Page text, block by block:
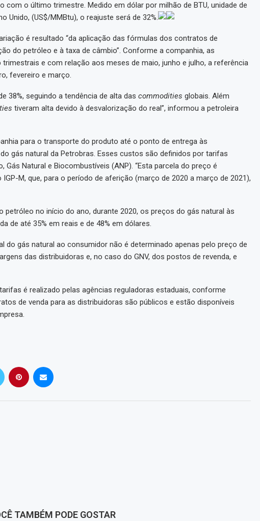
o último trimestre. Medido em dólar por milhão de BTU, unidade de
Unido, (US$/MMBtu), o reajuste será de 32%.
é resultado “da aplicação das fórmulas dos contratos de
do petróleo e à taxa de câmbio”. Conforme a companhia, as
e com relação aos meses de maio, junho e julho, a referência
fevereiro e março.
38%, seguindo a tendência de alta das commodities globais. Além
tiveram alta devido à desvalorização do real”, informou a petroleira
para o transporte do produto até o ponto de entrega às
gás natural da Petrobras. Esses custos são definidos por tarifas
Gás Natural e Biocombustíveis (ANP). “Esta parcela do preço é
M, que, para o período de aferição (março de 2020 a março de 2021),
petróleo no início do ano, durante 2020, os preços do gás natural às
de até 35% em reais e de 48% em dólares.
do gás natural ao consumidor não é determinado apenas pelo preço de
das distribuidoras e, no caso do GNV, dos postos de revenda, e
é realizado pelas agências reguladoras estaduais, conforme
de venda para as distribuidoras são públicos e estão disponíveis
TAMBÉM PODE GOSTAR